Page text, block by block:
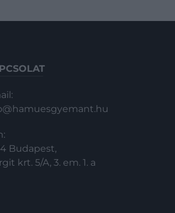
Budapest,
krt. 5/A, 3. em. 1. a